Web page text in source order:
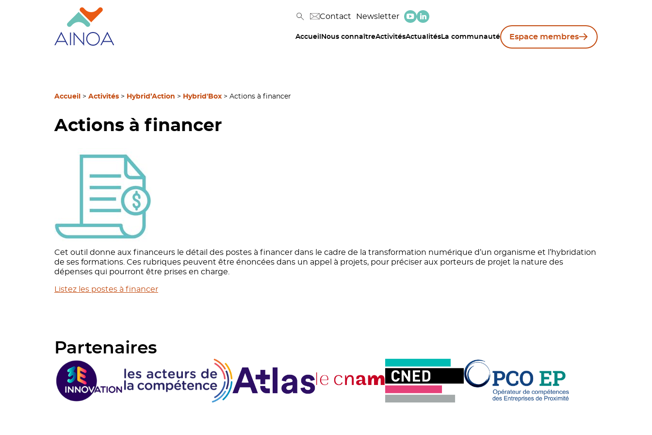
Contact Newsletter
Accueil Nous connaîtreActivitésActualités La communauté Espace membres
Accueil > Activités > Hybrid’Action > Hybrid'Box > Actions à financer
Actions à financer
Cet outil donne aux financeurs le détail des postes à financer dans le cadre de la transformation numérique d’un organisme et l’hybridation
de ses formations. Ces rubriques peuvent être énoncées dans un appel à projets, pour préciser aux porteurs de projet la nature des
dépenses qui pourront être prises en charge.
Listez les postes à financer
Partenaires